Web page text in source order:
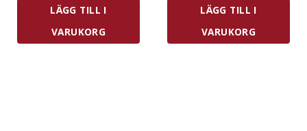
LÄGG TILL I
VARUKORG
LÄGG TILL I
VARUKORG